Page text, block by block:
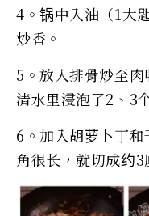
4。锅中入油（1大
炒香。
5。放入排骨炒至
清水里浸泡了2、3
6。加入胡萝卜丁
角很长，就切成约3